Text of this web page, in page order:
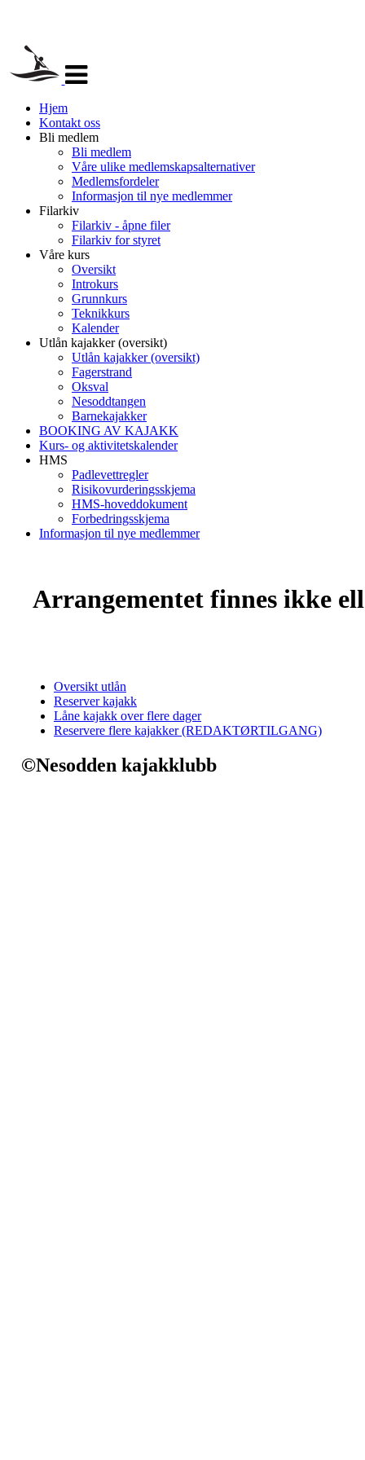
navigasjon
Hjem
Kontakt oss
Bli medlem
Bli medlem
Våre ulike medlemskapsalternativer
Medlemsfordeler
Informasjon til nye medlemmer
Filarkiv
Filarkiv - åpne filer
Filarkiv for styret
Våre kurs
Oversikt
Introkurs
Grunnkurs
Teknikkurs
Kalender
Utlån kajakker (oversikt)
Utlån kajakker (oversikt)
Fagerstrand
Oksval
Nesoddtangen
Barnekajakker
BOOKING AV KAJAKK
Kurs- og aktivitetskalender
HMS
Padlevettregler
Risikovurderingsskjema
HMS-hoveddokument
Forbedringsskjema
Informasjon til nye medlemmer
Arrangementet finnes ikke
Oversikt utlån
Reserver kajakk
Låne kajakk over flere dager
Reservere flere kajakker (REDAKTØRTILGANG)
©Nesodden kajakklubb